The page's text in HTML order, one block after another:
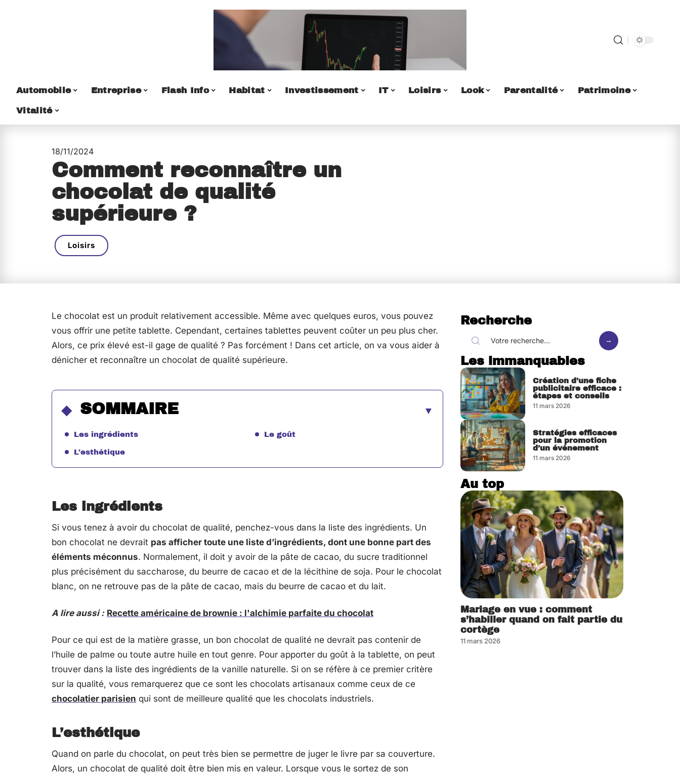
Automobile Entreprise Flash Info Habitat Investissement IT Loisirs Look Parentalité Patrimoine
Vitalité
18/11/2024
Comment reconnaître un
chocolat de qualité
supérieure ?
Loisirs
Le chocolat est un produit relativement accessible. Même avec quelques euros, vous pouvez
vous offrir une petite tablette. Cependant, certaines tablettes peuvent coûter un peu plus cher.
Alors, ce prix élevé est-il gage de qualité ? Pas forcément ! Dans cet article, on va vous aider à
dénicher et reconnaître un chocolat de qualité supérieure.
SOMMAIRE
Les ingrédients
L’esthétique
Le goût
Les ingrédients
Si vous tenez à avoir du chocolat de qualité, penchez-vous dans la liste des ingrédients. Un
bon chocolat ne devrait pas afficher toute une liste d’ingrédients, dont une bonne part des
éléments méconnus. Normalement, il doit y avoir de la pâte de cacao, du sucre traditionnel
plus précisément du saccharose, du beurre de cacao et de la lécithine de soja. Pour le chocolat
blanc, on ne retrouve pas de la pâte de cacao, mais du beurre de cacao et du lait.
A lire aussi : Recette américaine de brownie : l'alchimie parfaite du chocolat
Pour ce qui est de la matière grasse, un bon chocolat de qualité ne devrait pas contenir de
l’huile de palme ou toute autre huile en tout genre. Pour apporter du goût à la tablette, on peut
trouver dans la liste des ingrédients de la vanille naturelle. Si on se réfère à ce premier critère
sur la qualité, vous remarquerez que ce sont les chocolats artisanaux comme ceux de ce
chocolatier parisien qui sont de meilleure qualité que les chocolats industriels.
L’esthétique
Quand on parle du chocolat, on peut très bien se permettre de juger le livre par sa couverture.
Alors, un chocolat de qualité doit être bien mis en valeur. Lorsque vous le sortez de son
Recherche
Les immanquables
Création d’une fiche
publicitaire efficace :
étapes et conseils
11 mars 2026
Stratégies efficaces
pour la promotion
d’un événement
11 mars 2026
Au top
Mariage en vue : comment
s’habiller quand on fait partie du
cortège
11 mars 2026